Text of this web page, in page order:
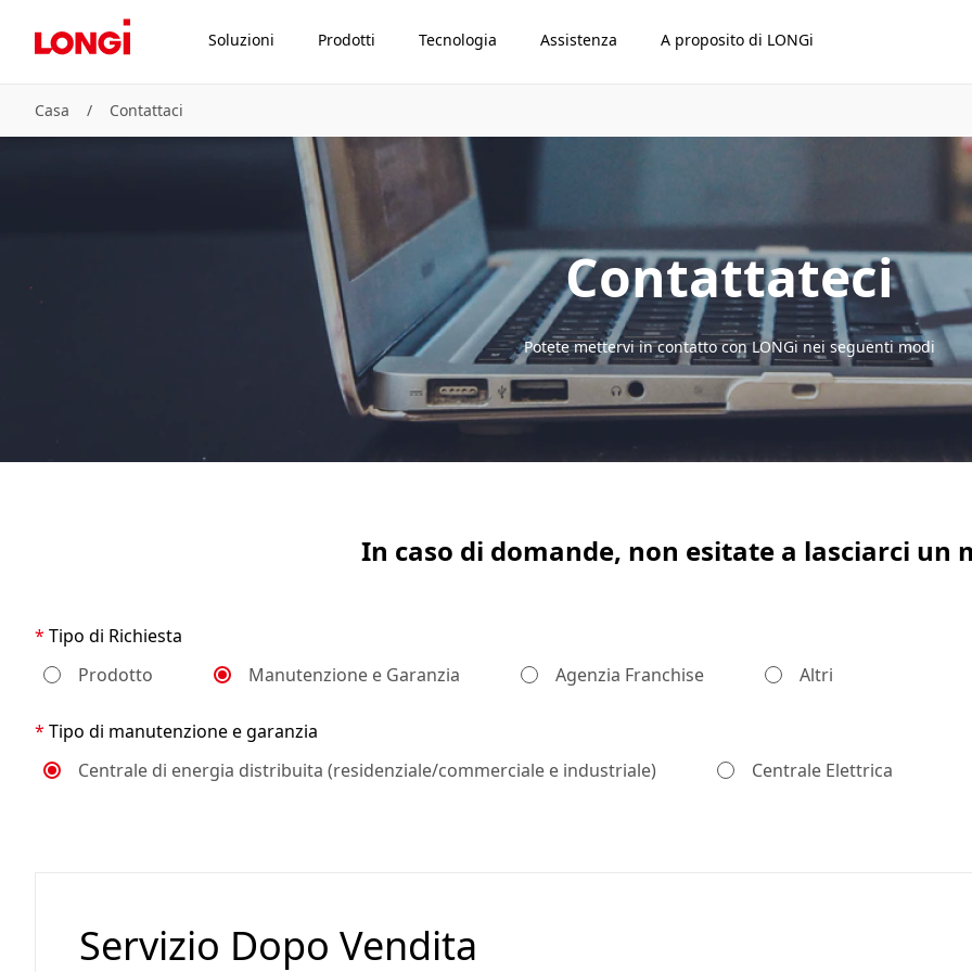
Soluzioni Prodotti Tecnologia Assistenza A proposito di LONGi
Casa / Contattaci
Contattateci
Potete mettervi in contatto con LONGi nei seguenti modi
In caso di domande, non esitate a lasciarci un
Tipo di Richiesta
Prodotto
Manutenzione e Garanzia Agenzia Franchise Altri
Tipo di manutenzione e garanzia
Centrale di energia distribuita (residenziale/commerciale e industriale)
Centrale Elettrica
Servizio Dopo Vendita